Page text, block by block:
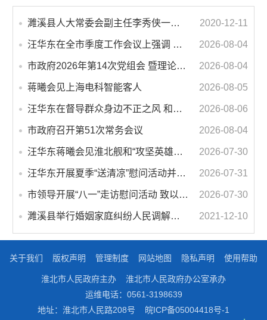
濉溪县人大常委会副主任李秀侠一行调研城乡客运一体化和治超工作 2020-12-11
汪华东在全市季度工作会议上强调 锚定打好“三仗”任务和年度预期目标不动摇 在全市上下掀起比学赶超争先进位的攻坚热潮 2026-08-04
市政府2026年第14次党组会 暨理论学习中心组学习会议召开 蒋曦主持会议并讲话 2026-08-04
蒋曦会见上海电科智能客人 2026-08-05
汪华东在督导群众身边不正之风 和腐败问题集中整治工作时强调 以更高标准更实举措纵深推进集中整治 不断增强人民群众获得感幸福感安全感 2026-08-06
市政府召开第51次常务会议 2026-08-04
汪华东蒋曦会见淮北舰和“攻坚英雄连”官兵代表 2026-07-30
汪华东开展夏季“送清凉”慰问活动并调研专门教育工作 落实落细防暑降温措施 用心用情关爱一线职工 2026-07-31
市领导开展“八一”走访慰问活动 致以节日问候 畅叙鱼水深情 2026-07-30
濉溪县举行婚姻家庭纠纷人民调解委员会暨调解志愿者服务团成立仪式 2021-12-10
关于我们 版权声明 管理制度 网站地图 隐私声明 使用帮助
淮北市人民政府主办
淮北市人民政府办公室承办
运维电话：0561-3198639
地址：淮北市人民路208号
皖ICP备05004418号-1